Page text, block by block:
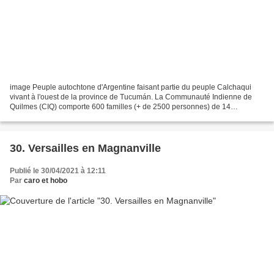
image Peuple autochtone d'Argentine faisant partie du peuple Calchaqui
vivant à l'ouest de la province de Tucumán. La Communauté Indienne de
Quilmes (CIQ) comporte 600 familles (+ de 2500 personnes) de 14
30. Versailles en Magnanville
Publié le 30/04/2021 à 12:11
Par caro et hobo